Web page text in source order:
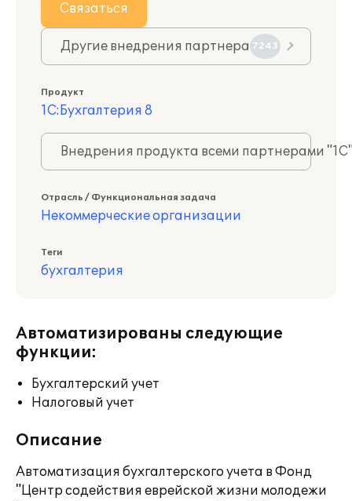
Связаться
Другие внедрения партнера 7243
Продукт
1С:Бухгалтерия 8
Внедрения продукта всеми партнерами
Отрасль / Функциональная задача
Некоммерческие организации
Теги
бухгалтерия
Автоматизированы следующие
функции:
Бухгалтерский учет
Налоговый учет
Описание
Автоматизация бухгалтерского учета в Фонд
"Центр содействия еврейской жизни молодежи